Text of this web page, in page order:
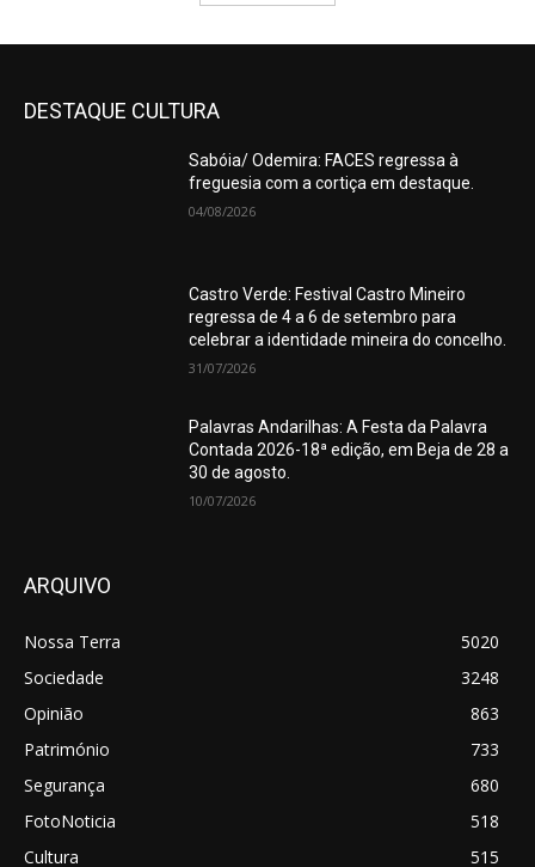
DESTAQUE CULTURA
Sabóia/ Odemira: FACES regressa à
freguesia com a cortiça em destaque.
04/08/2026
Castro Verde: Festival Castro Mineiro
regressa de 4 a 6 de setembro para
celebrar a identidade mineira do concelho.
31/07/2026
Palavras Andarilhas: A Festa da Palavra
Contada 2026-18ª edição, em Beja de 28 a
30 de agosto.
10/07/2026
ARQUIVO
Nossa Terra
5020
Sociedade
3248
Opinião
863
Património
733
Segurança
680
FotoNoticia
518
Cultura
515